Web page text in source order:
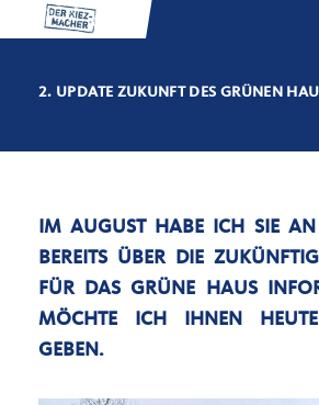
2. UPDATE ZUKUNFT DES GRÜNEN
IM AUGUST HABE ICH SIE AN
BEREITS ÜBER DIE
FÜR DAS GRÜNE HAUS
MÖCHTE ICH IHNEN
GEBEN.